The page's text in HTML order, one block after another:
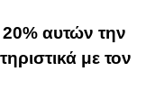
20% αυτών την
με τον